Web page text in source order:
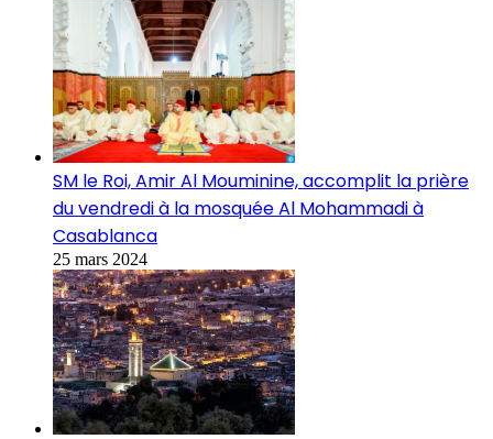
SM le Roi, Amir Al Mouminine, accomplit la prière
du vendredi à la mosquée Al Mohammadi à
Casablanca
25 mars 2024